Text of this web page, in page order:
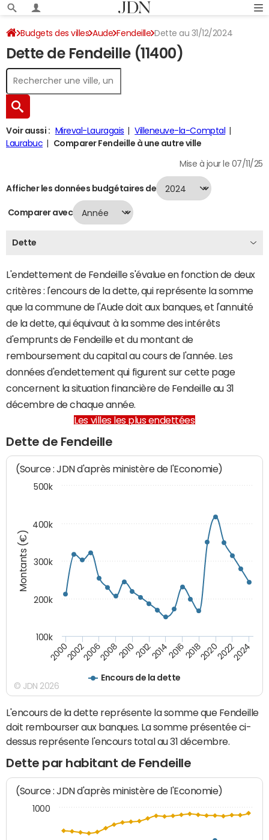
Budgets des villes Aude Fendeille Dette au 31/12/2024
Dette de Fendeille (11400)
Voir aussi : Mireval-Lauragais
Villeneuve-la-Comptal
Laurabuc
Comparer Fendeille à une autre ville
Mise à jour le 07/11/25
Afficher les données budgétaires de
Comparer avec
Dette
L'endettement de Fendeille s'évalue en fonction de deux
critères : l'encours de la dette, qui représente la somme
que la commune de l'Aude doit aux banques, et l'annuité
de la dette, qui équivaut à la somme des intérêts
d'emprunts de Fendeille et du montant de
remboursement du capital au cours de l'année. Les
données d'endettement qui figurent sur cette page
concernent la situation financière de Fendeille au 31
décembre de chaque année.
Les villes les plus endettées
Dette de Fendeille
Montants (€)
(Source : JDN d'après ministère de l'Economie)
Encours de la dette
200020022006200820102012201420162018202020222024
100k
200k
300k
400k
500k
© JDN 2026
L'encours de la dette représente la somme que Fendeille
doit rembourser aux banques. La somme présentée ci-
dessus représente l'encours total au 31 décembre.
Dette par habitant de Fendeille
(Source : JDN d'après ministère de l'Economie)
1000